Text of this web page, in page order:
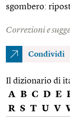
sgombero:
Correzioni e
Condividi
Il dizionario di
A B C D E
R S T U V